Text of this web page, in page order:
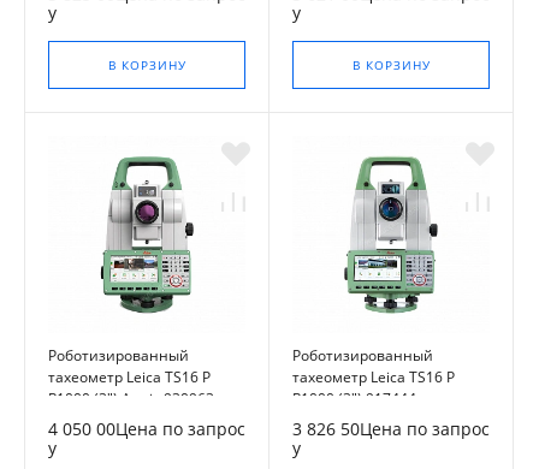
у
В КОРЗИНУ
у
В КОРЗИНУ
Роботизированный
тахеометр Leica TS16 P
R1000 (3") Arctic 930963
4 050 00Цена по запрос
у
Роботизированный
тахеометр Leica TS16 P
R1000 (3") 917444
3 826 50Цена по запрос
у